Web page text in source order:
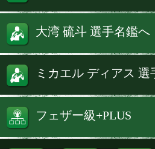
勝負強さと完成度の
が、またひとつ強烈
試合結果へ